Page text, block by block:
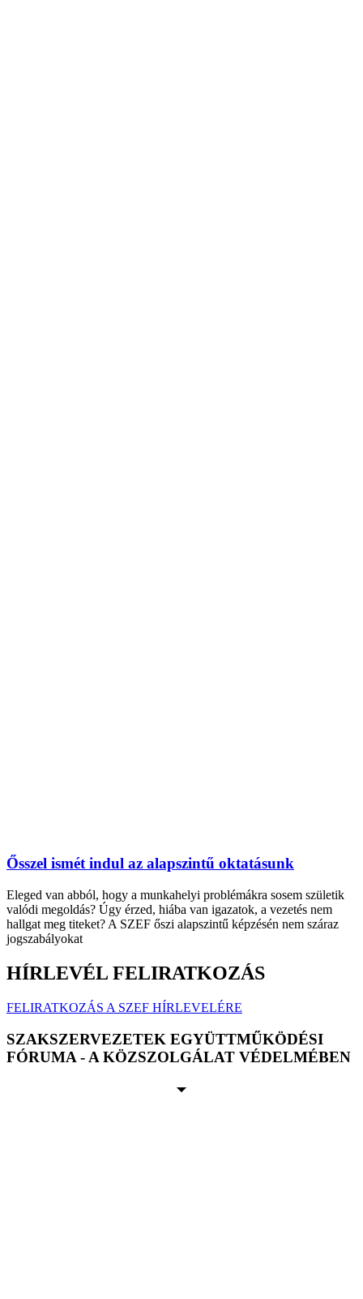
Ősszel ismét indul az alapszintű oktatásunk
Eleged van abból, hogy a munkahelyi problémákra sosem születik
valódi megoldás? Úgy érzed, hiába van igazatok, a vezetés nem
hallgat meg titeket? A SZEF őszi alapszintű képzésén nem száraz
jogszabályokat
HÍRLEVÉL FELIRATKOZÁS
FELIRATKOZÁS A SZEF HÍRLEVELÉRE
SZAKSZERVEZETEK EGYÜTTMŰKÖDÉSI
FÓRUMA - A KÖZSZOLGÁLAT VÉDELMÉBEN